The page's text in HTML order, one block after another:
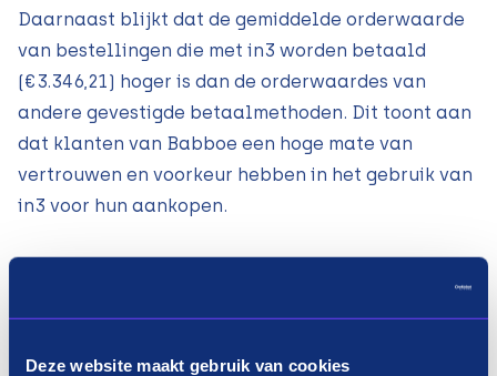
Deze website maakt gebruik van cookies
Daarnaast blijkt dat de gemiddelde orderwaarde
van bestellingen die met in3 worden betaald
(€3.346,21) hoger is dan de orderwaardes van
andere gevestigde betaalmethoden. Dit toont aan
dat klanten van Babboe een hoge mate van
vertrouwen en voorkeur hebben in het gebruik van
in3 voor hun aankopen.
blijven gebruiken, werd mede bepaald door hun